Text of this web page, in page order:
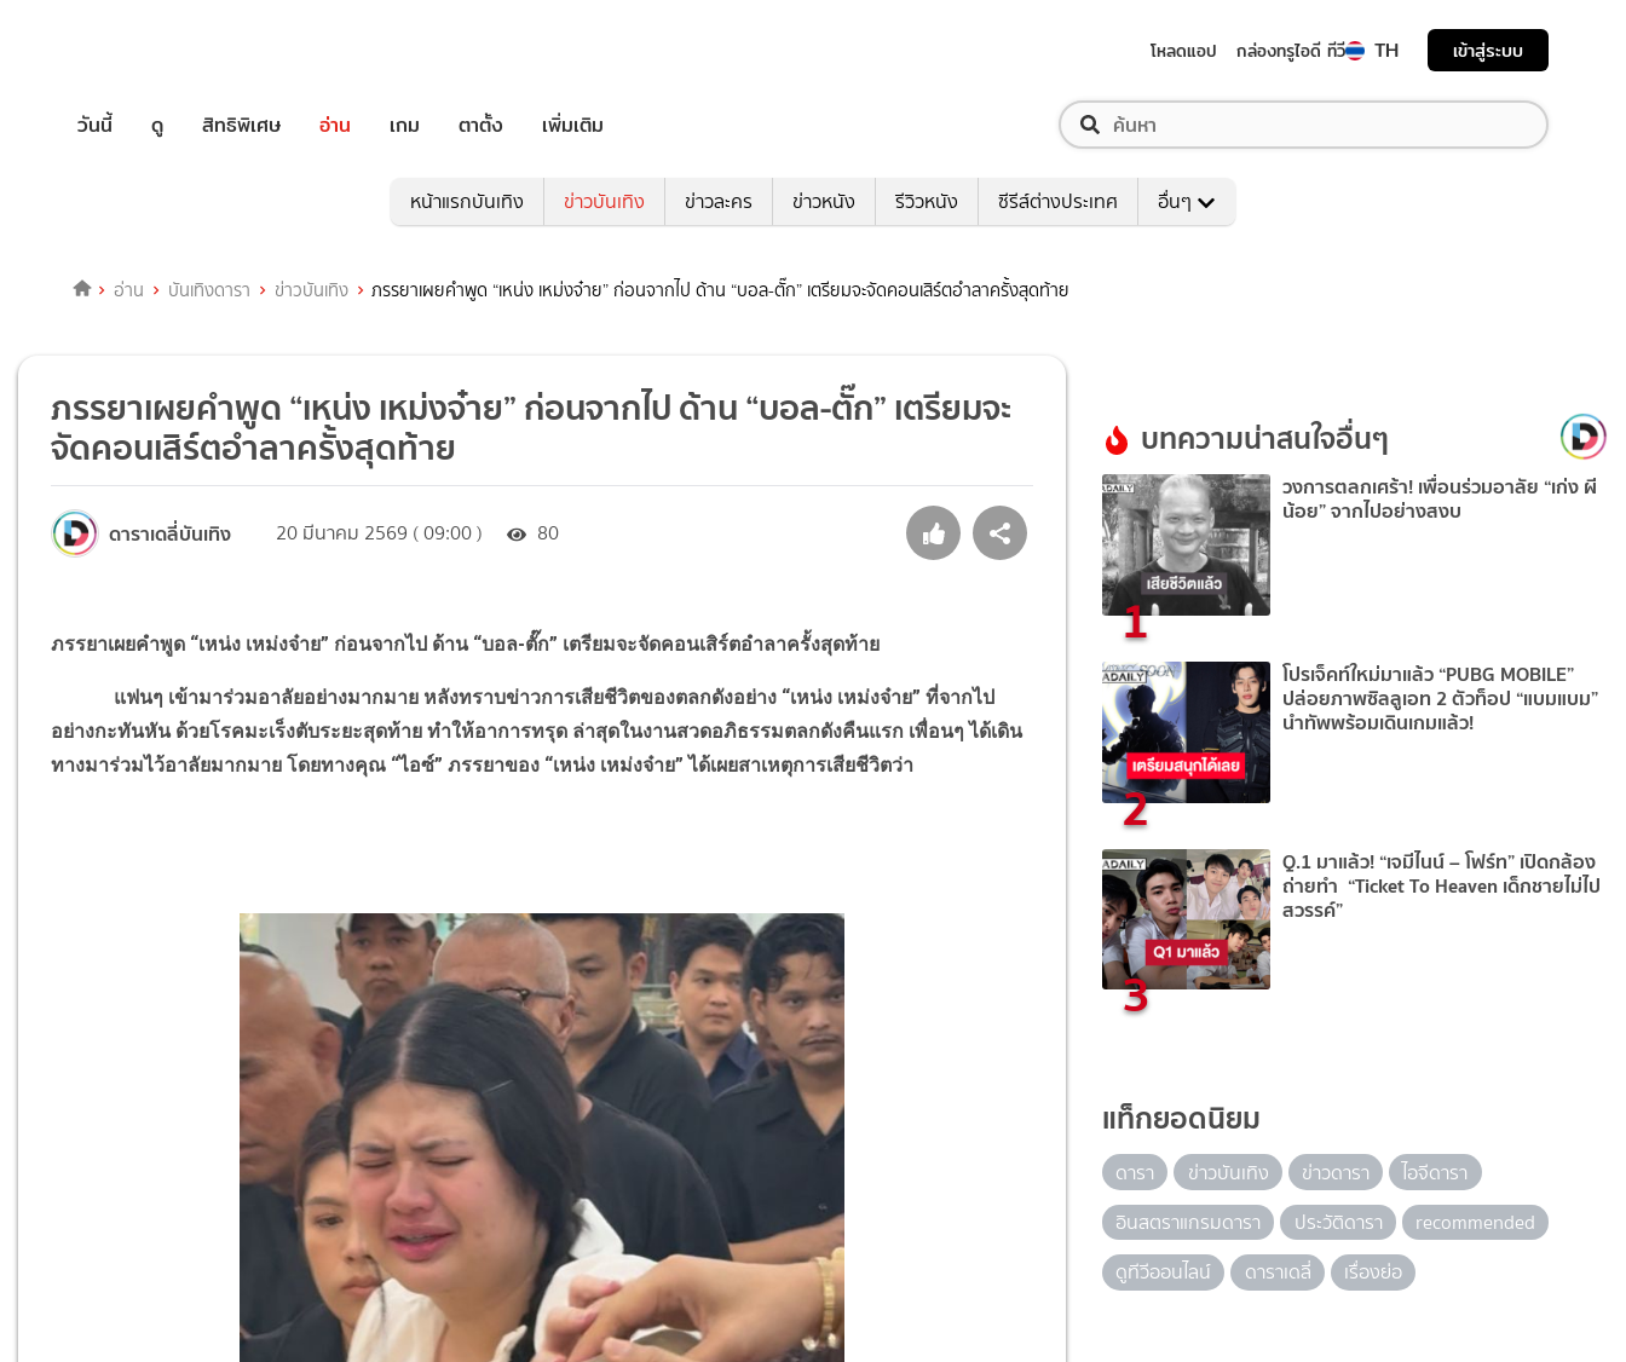
โหลดแอป กล่องทรูไอดี ทีวี TH เข้าสู่ระบบ
วันนี้ ดู สิทธิพิเศษ อ่าน เกม ตาตั้ง เพิ่มเติม
หน้าแรกบันเทิง ข่าวบันเทิง ข่าวละคร ข่าวหนัง รีวิวหนัง ซีรีส์ต่างประเทศ อื่นๆ
อ่าน บันเทิงดารา ข่าวบันเทิง ภรรยาเผยคำพูด “เหน่ง เหม่งจ๋าย” ก่อนจากไป ด้าน “บอล-ตั๊ก” เตรียมจะจัดคอนเสิร์ตอำลาครั้งสุดท้าย
ภรรยาเผยคำพูด “เหน่ง เหม่งจ๋าย” ก่อนจากไป ด้าน “บอล-ตั๊ก” เตรียมจะ
จัดคอนเสิร์ตอำลาครั้งสุดท้าย
ดาราเดลี่บันเทิง 20 มีนาคม 2569 ( 09:00 ) 80
ภรรยาเผยคำพูด “เหน่ง เหม่งจ๋าย” ก่อนจากไป ด้าน “บอล-ตั๊ก” เตรียมจะจัดคอนเสิร์ตอำลาครั้งสุดท้าย
แฟนๆ เข้ามาร่วมอาลัยอย่างมากมาย หลังทราบข่าวการเสียชีวิตของตลกดังอย่าง “เหน่ง เหม่งจ๋าย” ที่จากไป
อย่างกะทันหัน ด้วยโรคมะเร็งตับระยะสุดท้าย ทำให้อาการทรุด ล่าสุดในงานสวดอภิธรรมตลกดังคืนแรก เพื่อนๆ ได้เดิน
ทางมาร่วมไว้อาลัยมากมาย โดยทางคุณ “ไอซ์” ภรรยาของ “เหน่ง เหม่งจ๋าย” ได้เผยสาเหตุการเสียชีวิตว่า
บทความน่าสนใจอื่นๆ
1
วงการตลกเศร้า! เพื่อนร่วมอาลัย “เก่ง ผี
น้อย” จากไปอย่างสงบ
2
โปรเจ็คท์ใหม่มาแล้ว “PUBG MOBILE”
ปล่อยภาพซิลลูเอท 2 ตัวท็อป “แบมแบม”
นำทัพพร้อมเดินเกมแล้ว!
3
Q.1 มาแล้ว! “เจมีไนน์ – โฟร์ท” เปิดกล้อง
ถ่ายทำ “Ticket To Heaven เด็กชายไม่ไป
สวรรค์”
แท็กยอดนิยม
ดารา ข่าวบันเทิง ข่าวดารา
ไอจีดารา
อินสตราแกรมดารา
ประวัติดารา
recommended
ดูทีวีออนไลน์
ดาราเดลี่ เรื่องย่อ